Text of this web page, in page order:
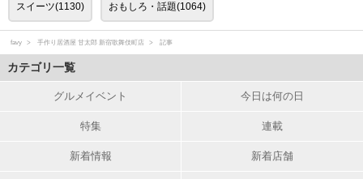
スイーツ(1130) おもしろ・話題(1064)
favy 手作り居酒屋 甘太郎 新宿歌舞伎町店 記事
カテゴリ一覧
グルメイベント 今日は何の日
特集 連載
新着情報 新着店舗